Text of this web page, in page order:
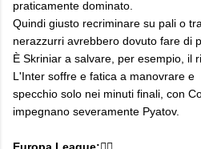
praticamente dominato.
Quindi giusto recriminare su pali o
nerazzurri avrebbero dovuto fare di
È Skriniar a salvare, per esempio, il
L'Inter soffre e fatica a manovrare e
specchio solo nei minuti finali, con
impegnano severamente Pyatov.